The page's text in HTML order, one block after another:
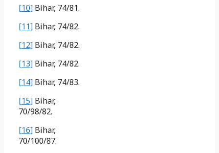
[10] Bihar, 74/81.
[11] Bihar, 74/82.
[12] Bihar, 74/82.
[13] Bihar, 74/82.
[14] Bihar, 74/83.
[15] Bihar,
70/98/82.
[16] Bihar,
70/100/87.